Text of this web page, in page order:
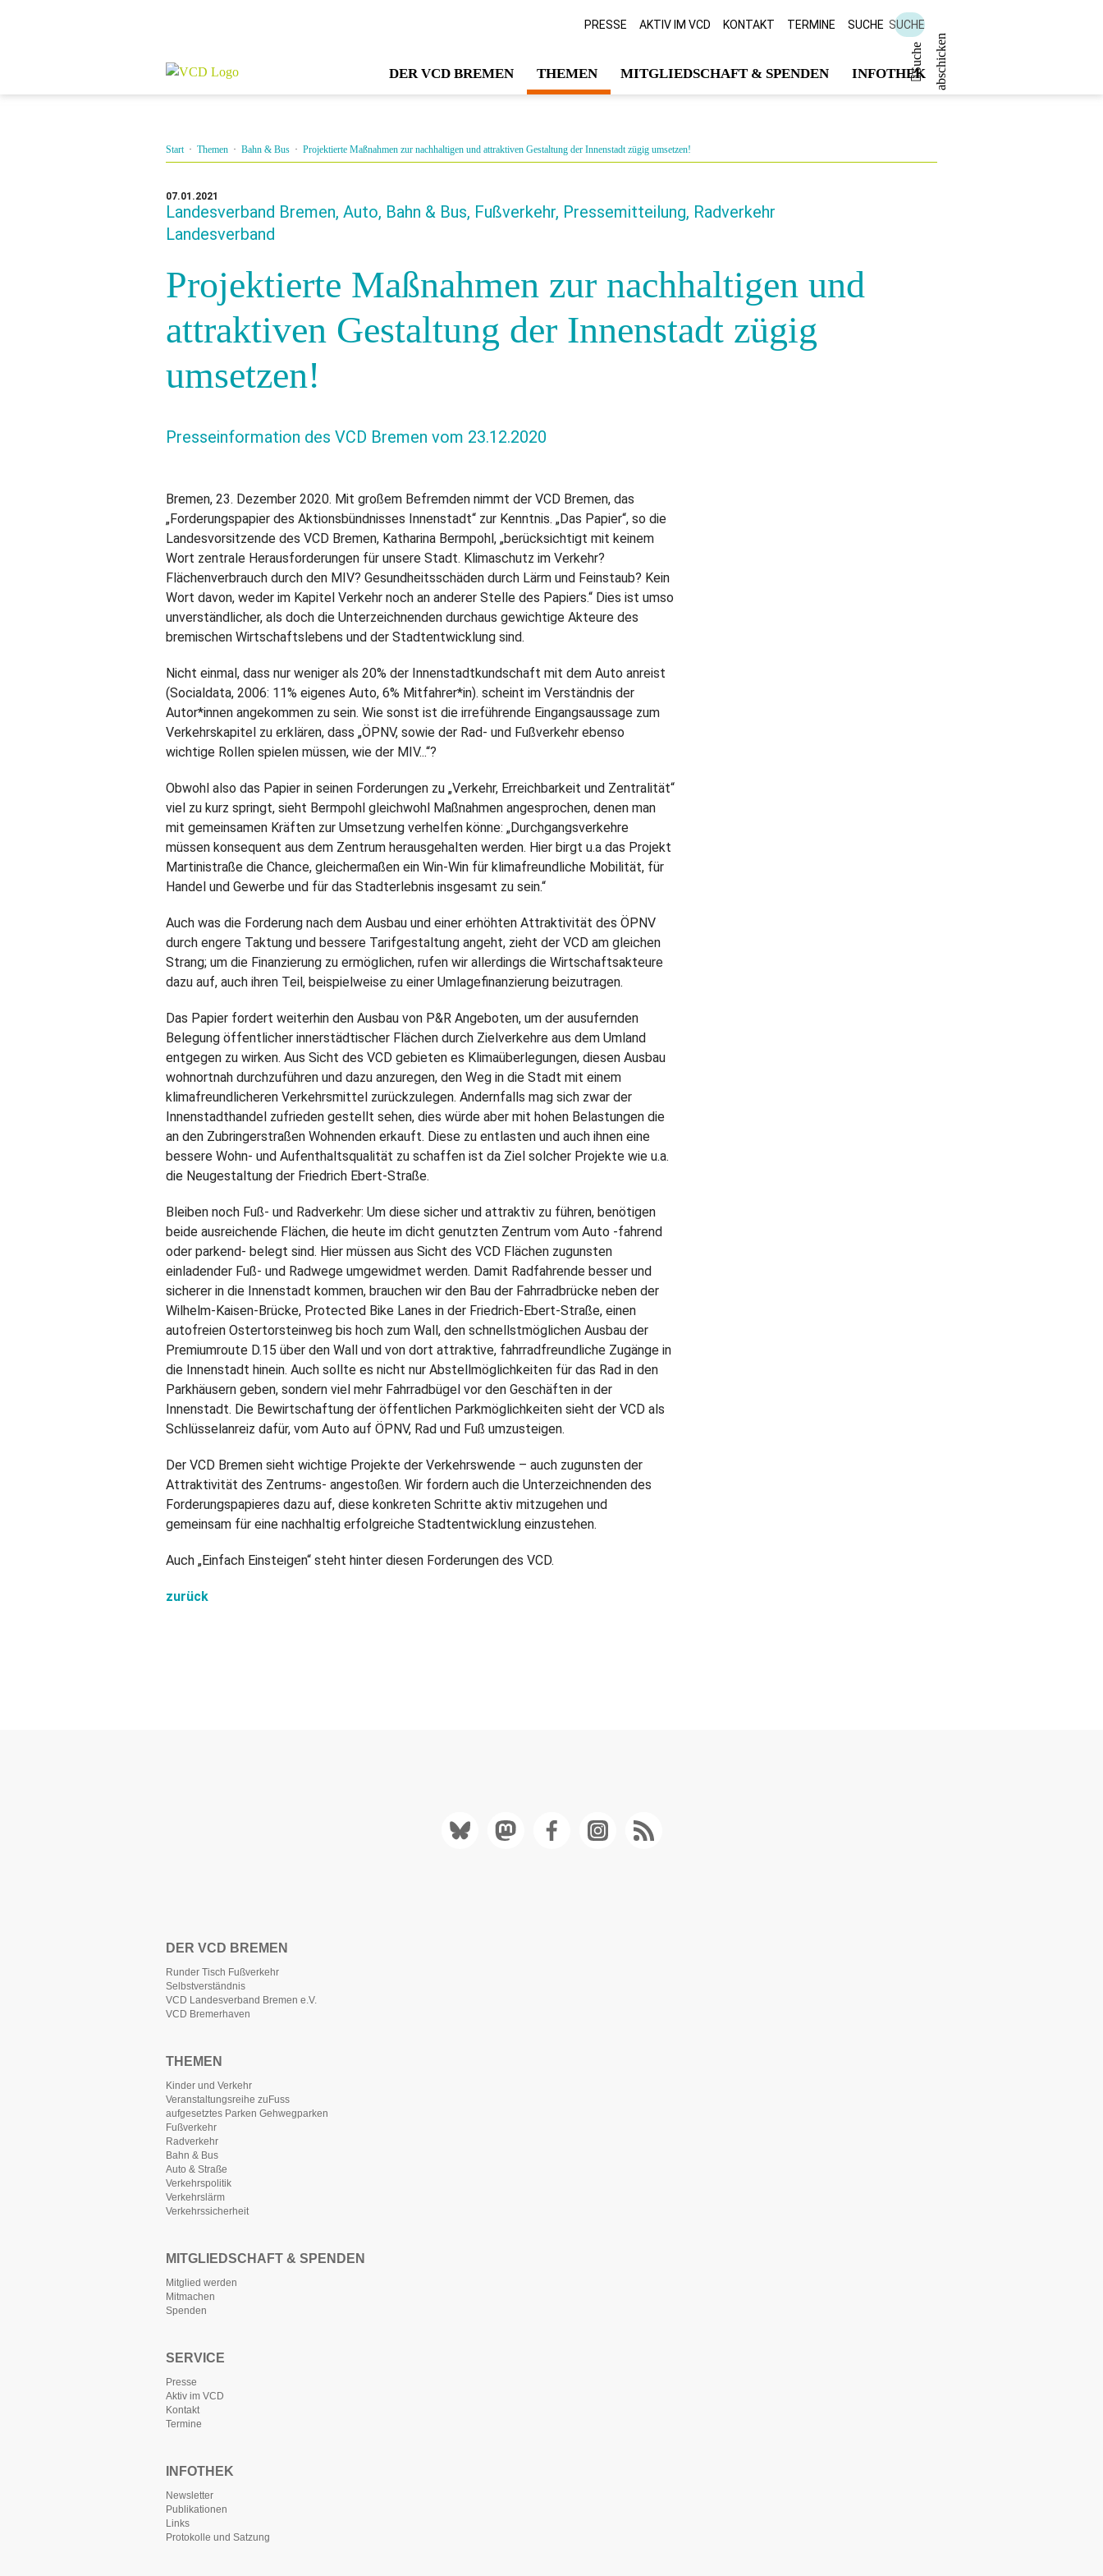
PRESSE AKTIV IM VCD KONTAKT TERMINE SUCHE SUCHE
S
u
c
h
e
a
b
s
c
h
i
c
k
e n
DER VCD BREMEN THEMEN MITGLIEDSCHAFT & SPENDEN INFOTHEK
Start· Themen · Bahn & Bus · Projektierte Maßnahmen zur nachhaltigen und attraktiven Gestaltung der Innenstadt zügig umsetzen!
07.01.2021
Landesverband Bremen, Auto, Bahn & Bus, Fußverkehr, Pressemitteilung, Radverkehr
Landesverband
Projektierte Maßnahmen zur nachhaltigen und
attraktiven Gestaltung der Innenstadt zügig
umsetzen!
Presseinformation des VCD Bremen vom 23.12.2020
Bremen, 23. Dezember 2020. Mit großem Befremden nimmt der VCD Bremen, das
„Forderungspapier des Aktionsbündnisses Innenstadt“ zur Kenntnis. „Das Papier“, so die
Landesvorsitzende des VCD Bremen, Katharina Bermpohl, „berücksichtigt mit keinem
Wort zentrale Herausforderungen für unsere Stadt. Klimaschutz im Verkehr?
Flächenverbrauch durch den MIV? Gesundheitsschäden durch Lärm und Feinstaub? Kein
Wort davon, weder im Kapitel Verkehr noch an anderer Stelle des Papiers.“ Dies ist umso
unverständlicher, als doch die Unterzeichnenden durchaus gewichtige Akteure des
bremischen Wirtschaftslebens und der Stadtentwicklung sind.
Nicht einmal, dass nur weniger als 20% der Innenstadtkundschaft mit dem Auto anreist
(Socialdata, 2006: 11% eigenes Auto, 6% Mitfahrer*in). scheint im Verständnis der
Autor*innen angekommen zu sein. Wie sonst ist die irreführende Eingangsaussage zum
Verkehrskapitel zu erklären, dass „ÖPNV, sowie der Rad- und Fußverkehr ebenso
wichtige Rollen spielen müssen, wie der MIV...“?
Obwohl also das Papier in seinen Forderungen zu „Verkehr, Erreichbarkeit und Zentralität“
viel zu kurz springt, sieht Bermpohl gleichwohl Maßnahmen angesprochen, denen man
mit gemeinsamen Kräften zur Umsetzung verhelfen könne: „Durchgangsverkehre
müssen konsequent aus dem Zentrum herausgehalten werden. Hier birgt u.a das Projekt
Martinistraße die Chance, gleichermaßen ein Win-Win für klimafreundliche Mobilität, für
Handel und Gewerbe und für das Stadterlebnis insgesamt zu sein.“
Auch was die Forderung nach dem Ausbau und einer erhöhten Attraktivität des ÖPNV
durch engere Taktung und bessere Tarifgestaltung angeht, zieht der VCD am gleichen
Strang; um die Finanzierung zu ermöglichen, rufen wir allerdings die Wirtschaftsakteure
dazu auf, auch ihren Teil, beispielweise zu einer Umlagefinanzierung beizutragen.
Das Papier fordert weiterhin den Ausbau von P&R Angeboten, um der ausufernden
Belegung öffentlicher innerstädtischer Flächen durch Zielverkehre aus dem Umland
entgegen zu wirken. Aus Sicht des VCD gebieten es Klimaüberlegungen, diesen Ausbau
wohnortnah durchzuführen und dazu anzuregen, den Weg in die Stadt mit einem
klimafreundlicheren Verkehrsmittel zurückzulegen. Andernfalls mag sich zwar der
Innenstadthandel zufrieden gestellt sehen, dies würde aber mit hohen Belastungen die
an den Zubringerstraßen Wohnenden erkauft. Diese zu entlasten und auch ihnen eine
bessere Wohn- und Aufenthaltsqualität zu schaffen ist da Ziel solcher Projekte wie u.a.
die Neugestaltung der Friedrich Ebert-Straße.
Bleiben noch Fuß- und Radverkehr: Um diese sicher und attraktiv zu führen, benötigen
beide ausreichende Flächen, die heute im dicht genutzten Zentrum vom Auto -fahrend
oder parkend- belegt sind. Hier müssen aus Sicht des VCD Flächen zugunsten
einladender Fuß- und Radwege umgewidmet werden. Damit Radfahrende besser und
sicherer in die Innenstadt kommen, brauchen wir den Bau der Fahrradbrücke neben der
Wilhelm-Kaisen-Brücke, Protected Bike Lanes in der Friedrich-Ebert-Straße, einen
autofreien Ostertorsteinweg bis hoch zum Wall, den schnellstmöglichen Ausbau der
Premiumroute D.15 über den Wall und von dort attraktive, fahrradfreundliche Zugänge in
die Innenstadt hinein. Auch sollte es nicht nur Abstellmöglichkeiten für das Rad in den
Parkhäusern geben, sondern viel mehr Fahrradbügel vor den Geschäften in der
Innenstadt. Die Bewirtschaftung der öffentlichen Parkmöglichkeiten sieht der VCD als
Schlüsselanreiz dafür, vom Auto auf ÖPNV, Rad und Fuß umzusteigen.
Der VCD Bremen sieht wichtige Projekte der Verkehrswende – auch zugunsten der
Attraktivität des Zentrums- angestoßen. Wir fordern auch die Unterzeichnenden des
Forderungspapieres dazu auf, diese konkreten Schritte aktiv mitzugehen und
gemeinsam für eine nachhaltig erfolgreiche Stadtentwicklung einzustehen.
Auch „Einfach Einsteigen“ steht hinter diesen Forderungen des VCD.
zurück
DER VCD BREMEN
Runder Tisch Fußverkehr
Selbstverständnis
VCD Landesverband Bremen e.V.
VCD Bremerhaven
THEMEN
Kinder und Verkehr
Veranstaltungsreihe zuFuss
aufgesetztes Parken Gehwegparken
Fußverkehr
Radverkehr
Bahn & Bus
Auto & Straße
Verkehrspolitik
Verkehrslärm
Verkehrssicherheit
MITGLIEDSCHAFT & SPENDEN
Mitglied werden
Mitmachen
Spenden
SERVICE
Presse
Aktiv im VCD
Kontakt
Termine
INFOTHEK
Newsletter
Publikationen
Links
Protokolle und Satzung